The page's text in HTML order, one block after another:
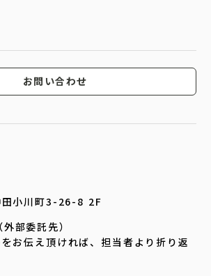
お問い合わせ
田小川町3-26-8 2F
部委託先）
お伝え頂ければ、担当者より折り返